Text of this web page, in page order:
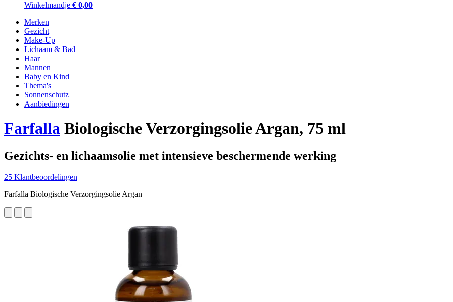
Winkelmandje € 0,00
Merken
Gezicht
Make-Up
Lichaam & Bad
Haar
Mannen
Baby en Kind
Thema's
Sonnenschutz
Aanbiedingen
Farfalla Biologische Verzorgingsolie Argan, 75 ml
Gezichts- en lichaamsolie met intensieve beschermende werking
25 Klantbeoordelingen
Farfalla Biologische Verzorgingsolie Argan